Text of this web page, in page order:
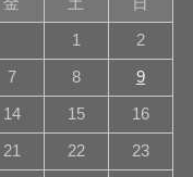
1 2
7 8 9
14 15 16
21 22 23